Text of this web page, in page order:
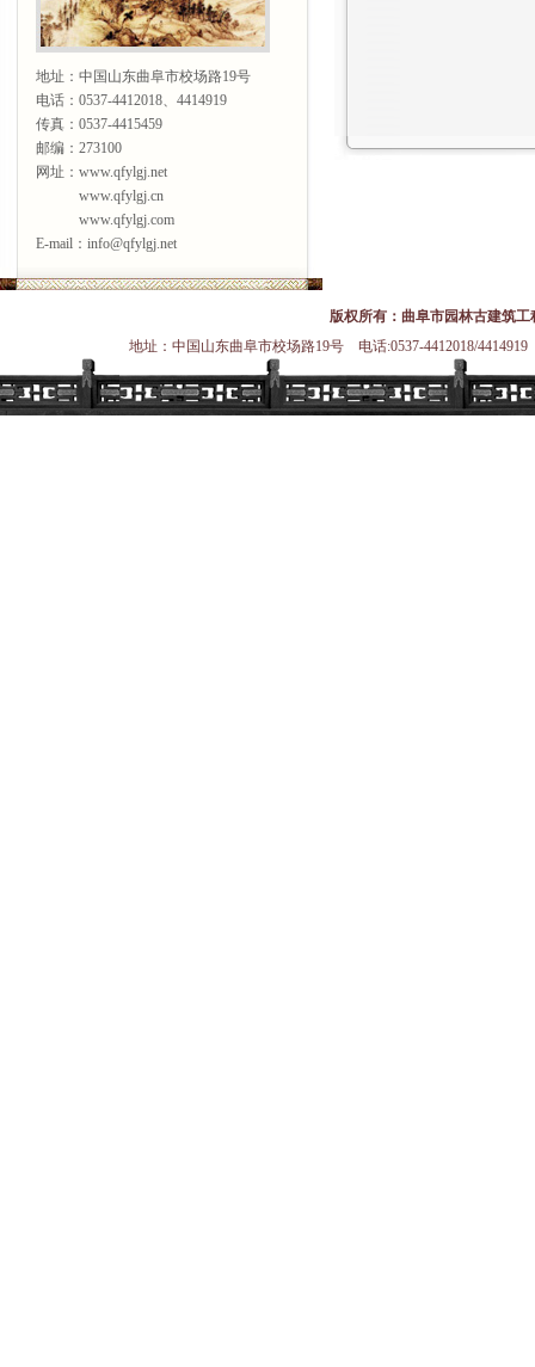
地址：中国山东曲阜市校场路19号
电话：0537-4412018、4414919
传真：0537-4415459
邮编：273100
网址：www.qfylgj.net
www.qfylgj.cn
www.qfylgj.com
E-mail：info@qfylgj.net
版权所有：曲阜市园林古建筑
地址：中国山东曲阜市校场路19号 电话:0537-4412018/